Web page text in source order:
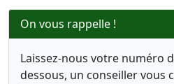
On vous rappelle !
Laissez-nous votre numéro
dessous, un conseiller vous